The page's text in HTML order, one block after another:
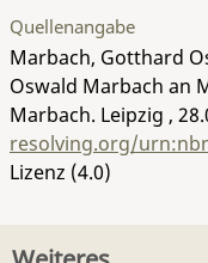
Quellenangabe
Marbach, Gotthard
Oswald Marbach an
Marbach. Leipzig ,
resolving.org/
Lizenz (4.0)